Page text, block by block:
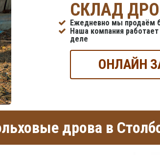
СКЛАД
Ежедневно мы продаём
Наша компания
деле
ОНЛАЙН
дрова в